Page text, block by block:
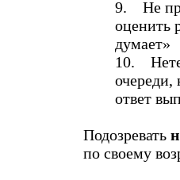
9. Не
оценить
думает»
10.
очереди,
ответ
Подозревать
по своему